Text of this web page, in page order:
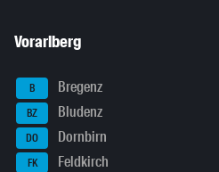
Vorarlberg
B Bregenz
BZ Bludenz
DO Dornbirn
FK Feldkirch